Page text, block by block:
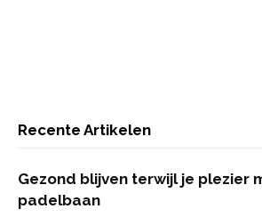
Recente Artikelen
Gezond blijven terwijl je plezier
padelbaan